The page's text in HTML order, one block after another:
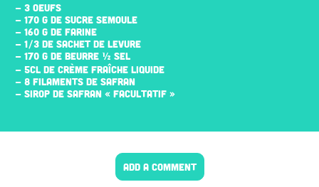
- 3 ŒUFS
- 170 G DE SUCRE SEMOULE
- 160 G DE FARINE
- 1/3 DE SACHET DE LEVURE
- 170 G DE BEURRE ½ SEL
- 5CL DE CRÈME FRAÎCHE LIQUIDE
- 8 FILAMENTS DE SAFRAN
- SIROP DE SAFRAN « FACULTATIF »
ADD A COMMENT